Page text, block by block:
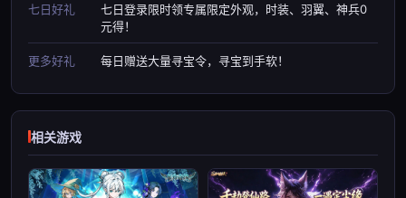
七日好礼
七日登录限时领专属限定外观，时装、羽翼、神兵0
元得！
更多好礼 每日赠送大量寻宝令，寻宝到手软！
相关游戏